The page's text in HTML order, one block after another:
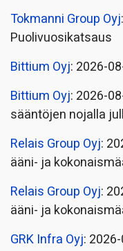
Tokmanni Group Oyj
Puolivuosikatsaus
Bittium Oyj: 2026-
Bittium Oyj: 2026-
sääntöjen nojalla
Relais Group Oyj:
ääni- ja
Relais Group Oyj:
ääni- ja
GRK Infra Oyj: